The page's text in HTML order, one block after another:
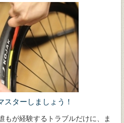
スターしましょう！
もが経験するトラブルだけに、ま